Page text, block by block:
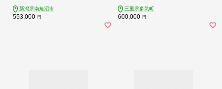
新潟県南魚沼市
553,000 円
牛 松阪牛霜降り肉 牛肉 すき焼き肉
ギフト 牛肉 リブロース サーロイン
すきやき 松阪牛すき焼き 松阪牛 三
三重県多気町
600,000 円